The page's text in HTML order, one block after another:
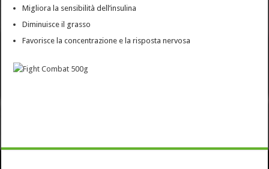
Migliora la sensibilità dell’insulina
Diminuisce il grasso
Favorisce la concentrazione e la risposta nervosa